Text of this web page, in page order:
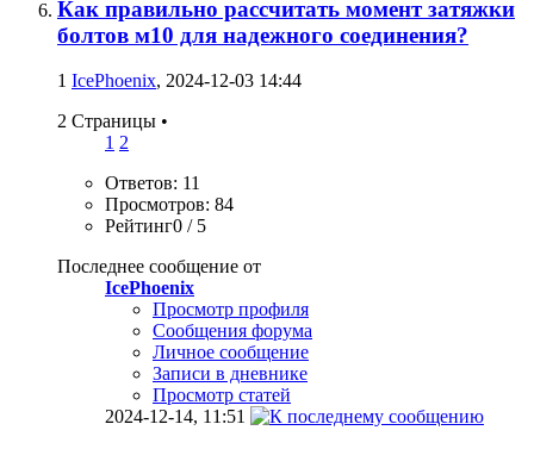
Как правильно рассчитать момент затяжки
болтов м10 для надежного соединения?
1 IcePhoenix, 2024-12-03 14:44
2 Страницы •
1 2
Ответов: 11
Просмотров: 84
Рейтинг0 / 5
Последнее сообщение от
IcePhoenix
Просмотр профиля
Сообщения форума
Личное сообщение
Записи в дневнике
Просмотр статей
2024-12-14, 11:51